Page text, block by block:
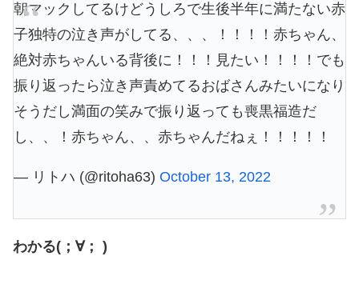
朝マックしてるけどうしろで生後半年に満たない赤
子独特の泣き声がしてる、、、！！！！赤ちゃん、
絶対赤ちゃんいる背後に！！！見たい！！！！でも
振り返ったら泣き声責めてるおばさんみたいになり
そうだし満面の笑みで振り返っても喪黒福造だ
し、、！赤ちゃん、、赤ちゃんだねぇ！！！！！
— リトハ (@ritoha63) October 13, 2022
わかる(；∀； )